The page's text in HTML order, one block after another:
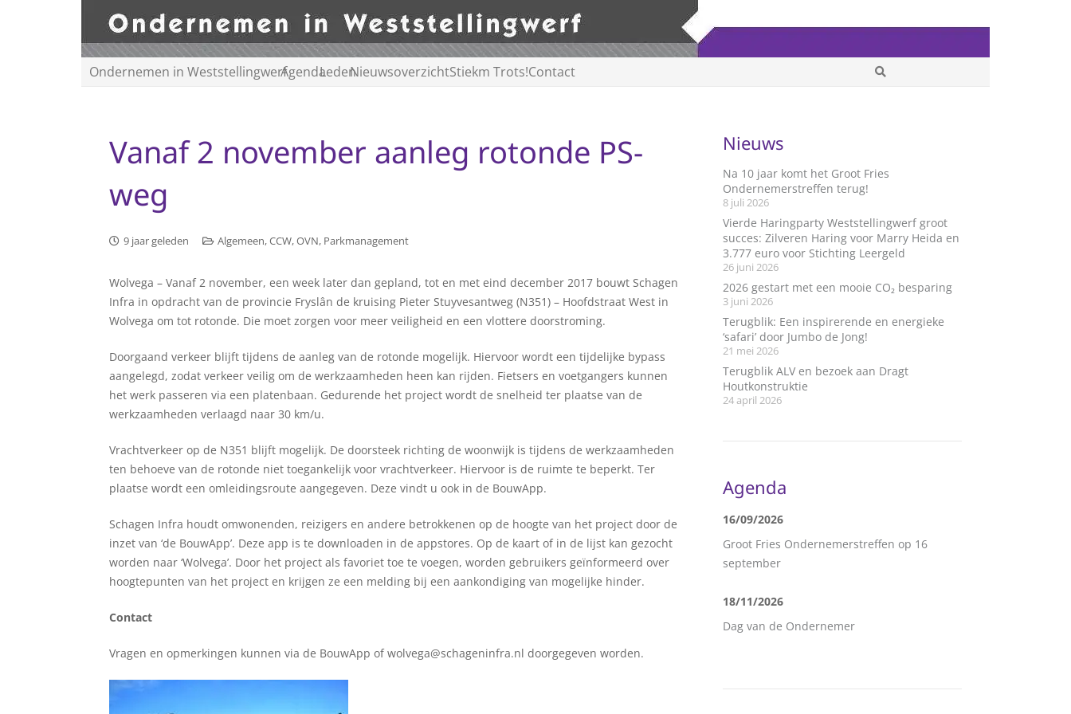
Ondernemen in WeststellingwerfAgendaLedenNieuwsoverzichtStiekm Trots!Contact
Vanaf 2 november aanleg rotonde PS-
weg
9 jaar geleden Algemeen,CCW,OVN, Parkmanagement
Wolvega – Vanaf 2 november, een week later dan gepland, tot en met eind december 2017 bouwt Schagen
Infra in opdracht van de provincie Fryslân de kruising Pieter Stuyvesantweg (N351) – Hoofdstraat West in
Wolvega om tot rotonde. Die moet zorgen voor meer veiligheid en een vlottere doorstroming.
Doorgaand verkeer blijft tijdens de aanleg van de rotonde mogelijk. Hiervoor wordt een tijdelijke bypass
aangelegd, zodat verkeer veilig om de werkzaamheden heen kan rijden. Fietsers en voetgangers kunnen
het werk passeren via een platenbaan. Gedurende het project wordt de snelheid ter plaatse van de
werkzaamheden verlaagd naar 30 km/u.
Vrachtverkeer op de N351 blijft mogelijk. De doorsteek richting de woonwijk is tijdens de werkzaamheden
ten behoeve van de rotonde niet toegankelijk voor vrachtverkeer. Hiervoor is de ruimte te beperkt. Ter
plaatse wordt een omleidingsroute aangegeven. Deze vindt u ook in de BouwApp.
Schagen Infra houdt omwonenden, reizigers en andere betrokkenen op de hoogte van het project door de
inzet van ‘de BouwApp’. Deze app is te downloaden in de appstores. Op de kaart of in de lijst kan gezocht
worden naar ‘Wolvega’. Door het project als favoriet toe te voegen, worden gebruikers geïnformeerd over
hoogtepunten van het project en krijgen ze een melding bij een aankondiging van mogelijke hinder.
Contact
Vragen en opmerkingen kunnen via de BouwApp of wolvega@schageninfra.nl doorgegeven worden.
Nieuws
Na 10 jaar komt het Groot Fries
Ondernemerstreffen terug!
8 juli 2026
Vierde Haringparty Weststellingwerf groot
succes: Zilveren Haring voor Marry Heida en
3.777 euro voor Stichting Leergeld
26 juni 2026
2026 gestart met een mooie CO₂ besparing
3 juni 2026
Terugblik: Een inspirerende en energieke
‘safari’ door Jumbo de Jong!
21 mei 2026
Terugblik ALV en bezoek aan Dragt
Houtkonstruktie
24 april 2026
Agenda
16/09/2026
Groot Fries Ondernemerstreffen op 16
september
18/11/2026
Dag van de Ondernemer